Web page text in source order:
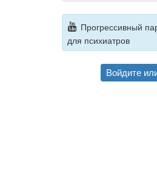
Прогрессивный
для психиатров
Войдите